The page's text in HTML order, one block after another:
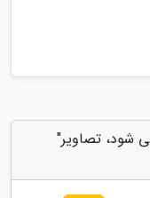
شود، تصاویر"